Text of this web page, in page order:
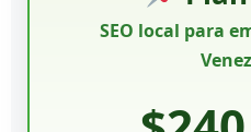
SEO local para